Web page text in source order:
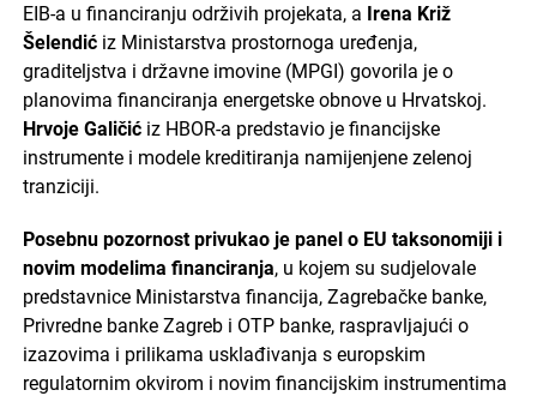
EIB-a u financiranju održivih projekata, a Irena Križ
Šelendićiz Ministarstva prostornoga uređenja,
graditeljstva i državne imovine (MPGI) govorila je o
planovima financiranja energetske obnove u Hrvatskoj.
Hrvoje Galičićiz HBOR-a predstavio je financijske
instrumente i modele kreditiranja namijenjene zelenoj
tranziciji.
Posebnu pozornost privukao je panel o EU taksonomiji i
novim modelima financiranja, u kojem su sudjelovale
predstavnice Ministarstva financija, Zagrebačke banke,
Privredne banke Zagreb i OTP banke, raspravljajući o
izazovima i prilikama usklađivanja s europskim
regulatornim okvirom i novim financijskim instrumentima